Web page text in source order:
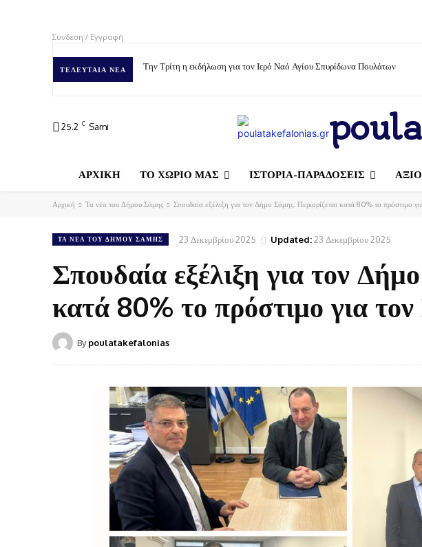
Σύνδεση / Εγγραφή
ΤΕΛΕΥΤΑΊΑ ΝΈΑ Την Τρίτη η εκδήλωση για τον Ιερό Ναό Αγίου Σπυρίδωνα Πουλάτων
25.2 C Sami
ΑΡΧΙΚΗ ΤΟ ΧΩΡΙΟ ΜΑΣ ΙΣΤΟΡΙΑ-ΠΑΡΑΔΟΣΕΙΣ
Αρχική Τα νέα του Δήμου Σάμης Σπουδαία εξέλιξη για τον Δήμο Σάμης. Περιορίζεται κατά 80% το πρόστιμο
ΤΑ ΝΈΑ ΤΟΥ ΔΉΜΟΥ ΣΆΜΗΣ 23 Δεκεμβρίου 2025 Updated:23 Δεκεμβρίου 2025
Σπουδαία εξέλιξη για τον
κατά 80% το πρόστιμο για
By poulatakefalonias